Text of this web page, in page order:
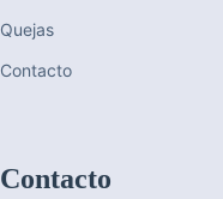
Quejas
Contacto
Contacto